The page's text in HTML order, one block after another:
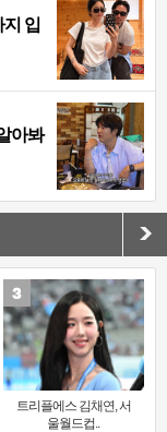
입
아봐
트리플에스 김채연, 서
울월드컵..